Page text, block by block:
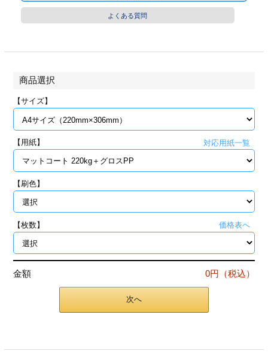
ファイル印刷
ァイル印刷
印刷
印刷
リーブ印刷
ムカード印刷
刷
ード印刷
フォルダー
ファイル印刷
ァイル印刷
よくある質問
商品選択
【サイズ】
【用紙】 対応用紙一覧
【刷色】
【枚数】 価格表へ
金額 0円（税込）
次へ